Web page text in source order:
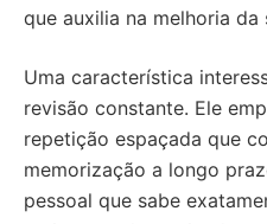
que auxilia na melhoria da
Uma característica
revisão constante. Ele
repetição espaçada que
memorização a longo
pessoal que sabe